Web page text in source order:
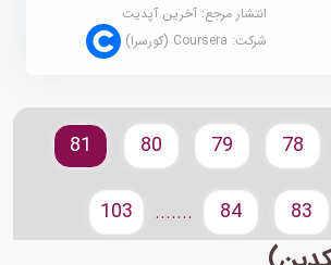
انتشار مرجع:آخرین آپدیت
شرکت:Coursera (کورسرا)
78
79
80
81
83
84
.......
103